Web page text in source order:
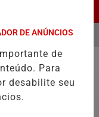
DIZEMMENU
DE ANÚNCIOS
de
Para
desabilite seu